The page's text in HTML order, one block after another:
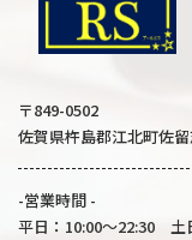
〒849-0502
佐賀県杵島郡江北町佐
-営業時間 -
平日：10:00～22:30 土